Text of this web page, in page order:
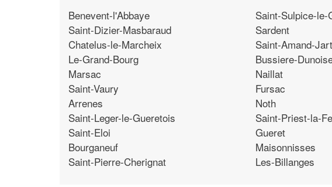
Benevent-l'Abbaye
Saint-Dizier-Masbaraud
Chatelus-le-Marcheix
Le-Grand-Bourg
Marsac
Saint-Vaury
Arrenes
Saint-Leger-le-Gueretois
Saint-Eloi
Bourganeuf
Saint-Pierre-Cherignat
Saint-Sulpice-le-
Sardent
Saint-Amand-
Bussiere-
Naillat
Fursac
Noth
Saint-Priest-la-
Gueret
Maisonnisses
Les-Billanges